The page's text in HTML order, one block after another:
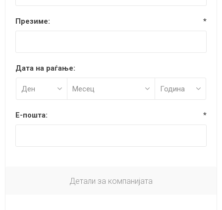
Презиме: *
Дата на раѓање:
Е-пошта: *
Детали за компанијата